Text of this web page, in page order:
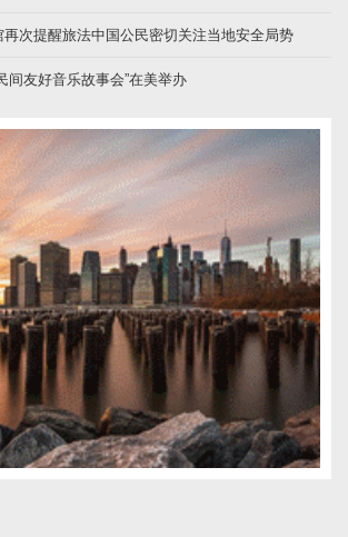
次提醒旅法中国公民密切关注当地安全局势
间友好音乐故事会”在美举办